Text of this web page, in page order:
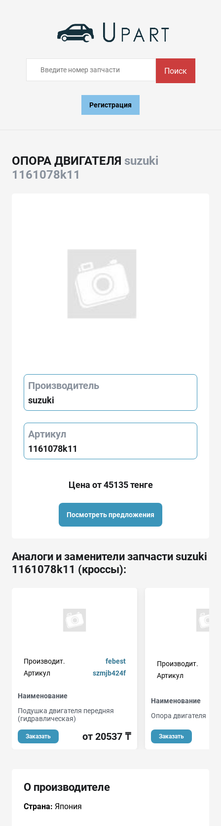
Поиск
Регистрация
ОПОРА ДВИГАТЕЛЯ suzuki
1161078k11
Производитель
suzuki
Артикул
1161078k11
Цена от 45135 тенге
Посмотреть предложения
Аналоги и заменители запчасти suzuki
1161078k11 (кроссы):
Производит.
febest
Артикул
szmjb424f
Наименование
Подушка двигателя передняя
(гидравлическая)
Заказать от 20537 ₸
Производит.
Артикул
Наименование
Опора двигателя
Заказать
О производителе
Страна: Япония